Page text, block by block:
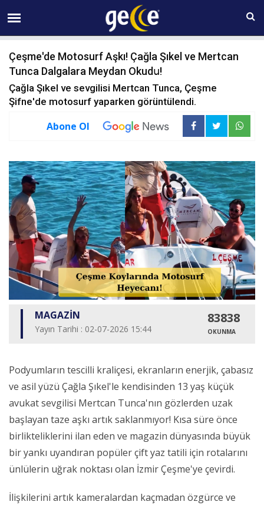
10 AĞUSTOS Pazartesi 08:26
Çeşme'de Motosurf Aşkı! Çağla Şıkel ve Mertcan
Tunca Dalgalara Meydan Okudս!
Çağla Şıkel ve sevgilisi Mertcan Tunca, Çeşme
Şifne'de motosurf yaparken görüntülendi.
Abone Ol
MAGAZİN
Yayın Tarihi : 02-07-2026 15:44
83838
OKUNMA
Podyumların tescilli kraliçesi, ekranların enerjik, çabasız
ve asil yüzü Çağla Şıkel'le kendisinden 13 yaş küçük
avukat sevgilisi Mertcan Tunca'nın gözlerden uzak
başlayan taze aşkı artık saklanmıyor! Kısa süre önce
birlikteliklerini ilan eden ve magazin dünyasında büyük
bir yankı uyandıran popüler çift yaz tatili için rotalarını
ünlülerin uğrak noktası olan İzmir Çeşme'ye çevirdi.
İlişkilerini artık kameralardan kaçmadan özgürce ve